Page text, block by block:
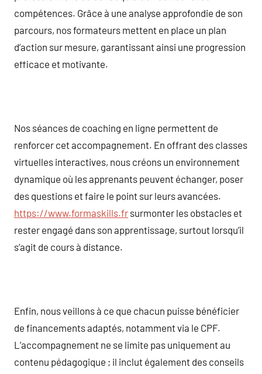
compétences. Grâce à une analyse approfondie de son
parcours, nos formateurs mettent en place un plan
d’action sur mesure, garantissant ainsi une progression
efficace et motivante.
Nos séances de coaching en ligne permettent de
renforcer cet accompagnement. En offrant des classes
virtuelles interactives, nous créons un environnement
dynamique où les apprenants peuvent échanger, poser
des questions et faire le point sur leurs avancées.
https://www.formaskills.fr surmonter les obstacles et
rester engagé dans son apprentissage, surtout lorsqu’il
s’agit de cours à distance.
Enfin, nous veillons à ce que chacun puisse bénéficier
de financements adaptés, notamment via le CPF.
L’accompagnement ne se limite pas uniquement au
contenu pédagogique ; il inclut également des conseils